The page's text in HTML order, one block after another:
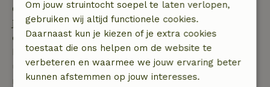
Gratis annuleren binnen 7 dagen na bevestiging van
je boeking, bij een boekingsaanvraag meer dan 28
dagen voor aanvang. Bij een boeking met aanvang
binnen 28 dagen geldt gratis annuleren binnen 24
uur. Bij annulering binnen gestelde periode heb je
recht op volledige terugbetaling van het
Om jouw struintocht soepel te laten verlopen,
gebruiken wij altijd functionele cookies.
Daarnaast kun je kiezen of je extra cookies
toestaat die ons helpen om de website te
verbeteren en waarmee we jouw ervaring beter
kunnen afstemmen op jouw interesses.